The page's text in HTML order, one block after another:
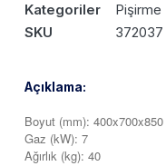
Kategoriler
Pişirme
SKU
372037
Açıklama:
Boyut (mm): 400x700x850
Gaz (kW): 7
Ağırlık (kg): 40